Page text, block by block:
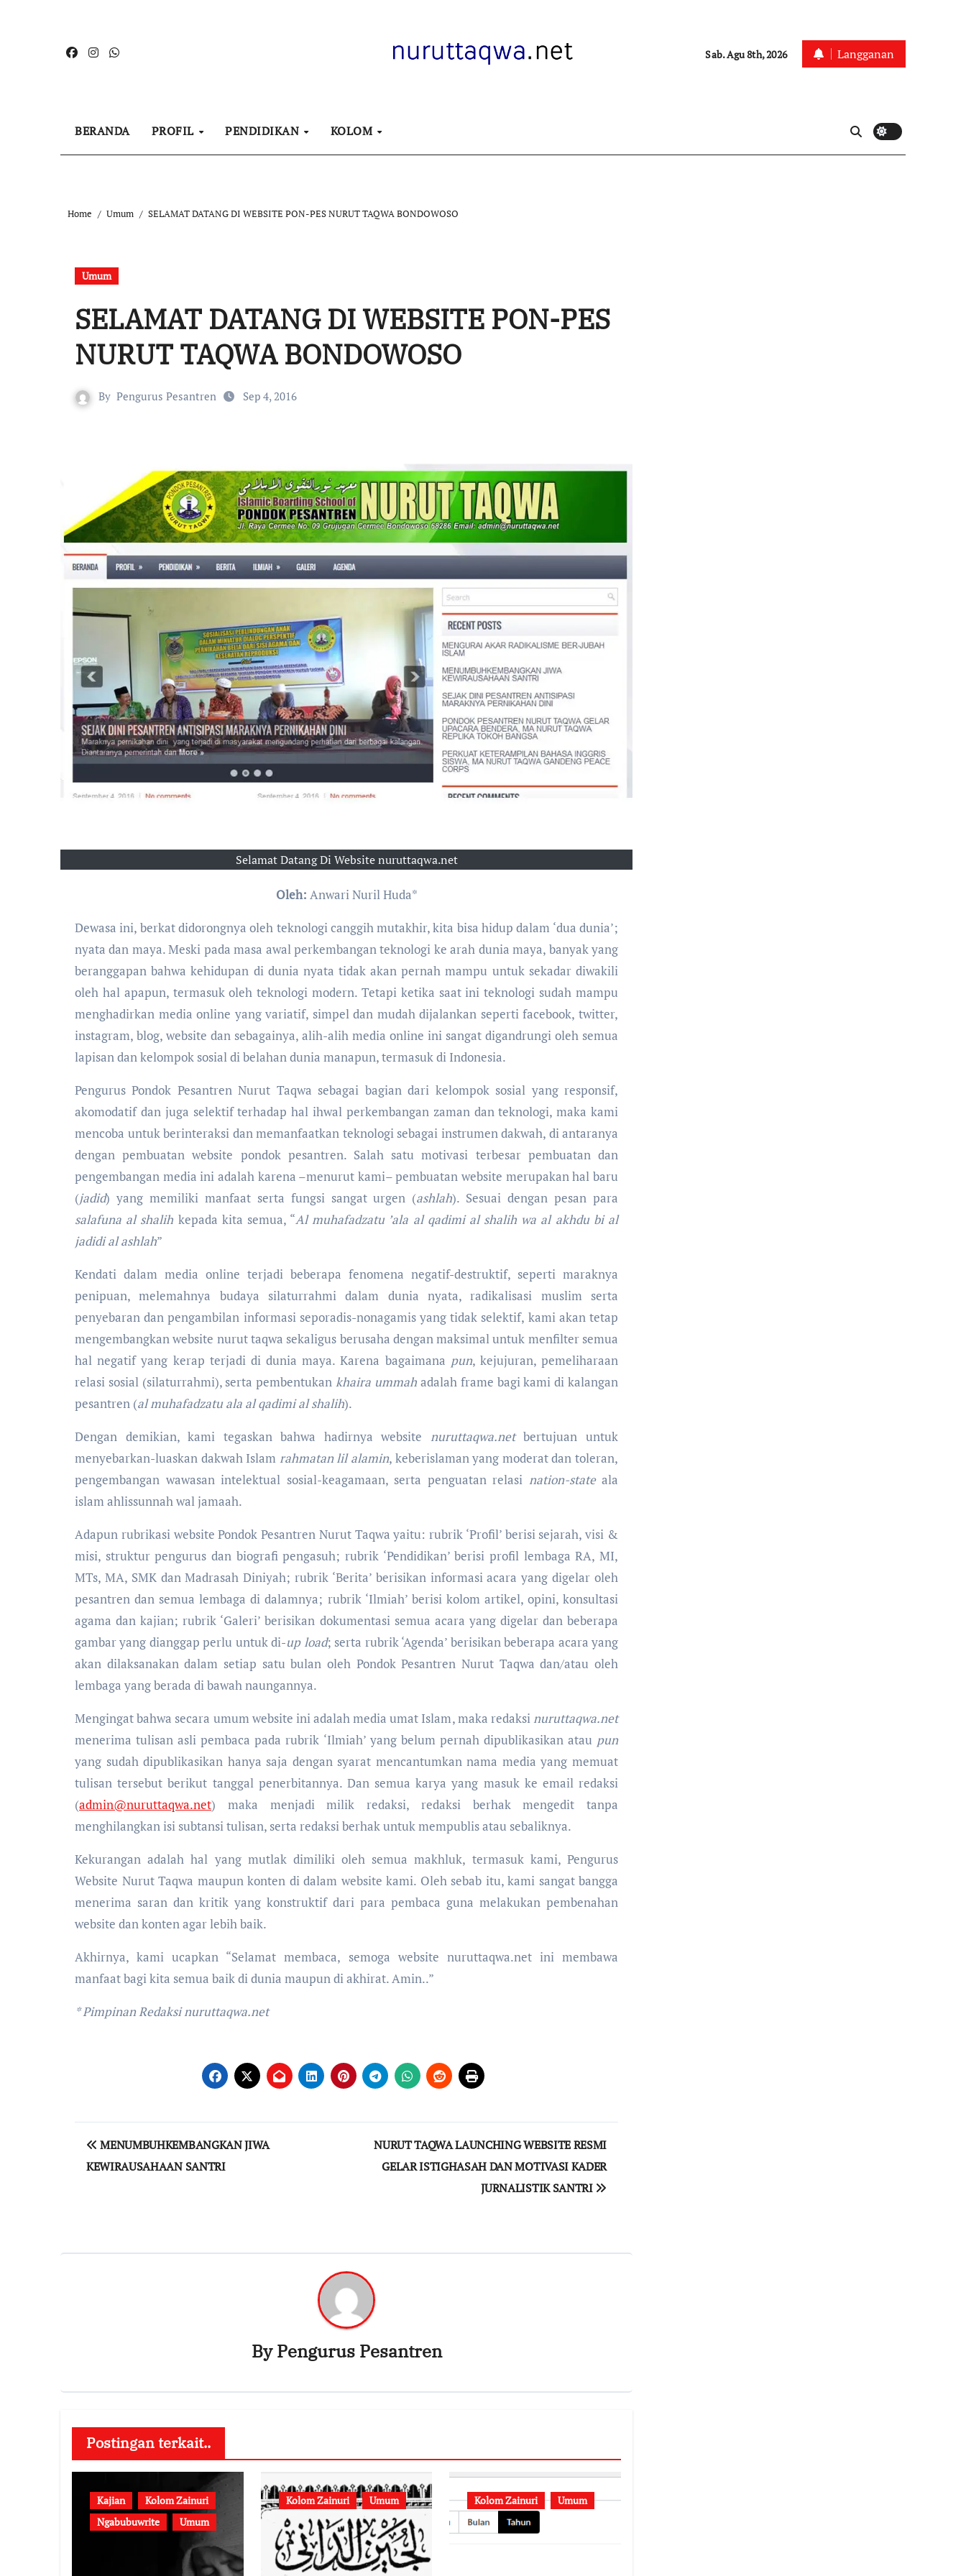
Sab. Agu 8th, 2026 Langganan
BERANDA PROFIL PENDIDIKAN KOLOM
Home Umum SELAMAT DATANG DI WEBSITE PON-PES NURUT TAQWA BONDOWOSO
Umum
SELAMAT DATANG DI WEBSITE PON-PES
NURUT TAQWA BONDOWOSO
By Pengurus Pesantren Sep 4, 2016
Selamat Datang Di Website nuruttaqwa.net
Oleh: Anwari Nuril Huda*
Dewasa ini, berkat didorongnya oleh teknologi canggih mutakhir, kita bisa hidup dalam ‘dua dunia’;
nyata dan maya. Meski pada masa awal perkembangan teknologi ke arah dunia maya, banyak yang
beranggapan bahwa kehidupan di dunia nyata tidak akan pernah mampu untuk sekadar diwakili
oleh hal apapun, termasuk oleh teknologi modern. Tetapi ketika saat ini teknologi sudah mampu
menghadirkan media online yang variatif, simpel dan mudah dijalankan seperti facebook, twitter,
instagram, blog, website dan sebagainya, alih-alih media online ini sangat digandrungi oleh semua
lapisan dan kelompok sosial di belahan dunia manapun, termasuk di Indonesia.
Pengurus Pondok Pesantren Nurut Taqwa sebagai bagian dari kelompok sosial yang responsif,
akomodatif dan juga selektif terhadap hal ihwal perkembangan zaman dan teknologi, maka kami
mencoba untuk berinteraksi dan memanfaatkan teknologi sebagai instrumen dakwah, di antaranya
dengan pembuatan website pondok pesantren. Salah satu motivasi terbesar pembuatan dan
pengembangan media ini adalah karena –menurut kami– pembuatan website merupakan hal baru
(jadid) yang memiliki manfaat serta fungsi sangat urgen (ashlah). Sesuai dengan pesan para
salafuna al shalih kepada kita semua, “Al muhafadzatu ’ala al qadimi al shalih wa al akhdu bi al
jadidi al ashlah”
Kendati dalam media online terjadi beberapa fenomena negatif-destruktif, seperti maraknya
penipuan, melemahnya budaya silaturrahmi dalam dunia nyata, radikalisasi muslim serta
penyebaran dan pengambilan informasi seporadis-nonagamis yang tidak selektif, kami akan tetap
mengembangkan website nurut taqwa sekaligus berusaha dengan maksimal untuk menfilter semua
hal negatif yang kerap terjadi di dunia maya. Karena bagaimana pun, kejujuran, pemeliharaan
relasi sosial (silaturrahmi), serta pembentukankhaira ummah adalah frame bagi kami di kalangan
pesantren (al muhafadzatu ala al qadimi al shalih).
Dengan demikian, kami tegaskan bahwa hadirnya website nuruttaqwa.netbertujuan untuk
menyebarkan-luaskan dakwah Islam rahmatan lil alamin, keberislaman yang moderat dan toleran,
pengembangan wawasan intelektual sosial-keagamaan, serta penguatan relasi nation-stateala
islam ahlissunnah wal jamaah.
Adapun rubrikasi website Pondok Pesantren Nurut Taqwa yaitu: rubrik ‘Profil’ berisi sejarah, visi &
misi, struktur pengurus dan biografi pengasuh; rubrik ‘Pendidikan’ berisi profil lembaga RA, MI,
MTs, MA, SMK dan Madrasah Diniyah; rubrik ‘Berita’ berisikan informasi acara yang digelar oleh
pesantren dan semua lembaga di dalamnya; rubrik ‘Ilmiah’ berisi kolom artikel, opini, konsultasi
agama dan kajian; rubrik ‘Galeri’ berisikan dokumentasi semua acara yang digelar dan beberapa
gambar yang dianggap perlu untuk di-up load; serta rubrik ‘Agenda’ berisikan beberapa acara yang
akan dilaksanakan dalam setiap satu bulan oleh Pondok Pesantren Nurut Taqwa dan/atau oleh
lembaga yang berada di bawah naungannya.
Mengingat bahwa secara umum website ini adalah media umat Islam, maka redaksinuruttaqwa.net
menerima tulisan asli pembaca pada rubrik ‘Ilmiah’ yang belum pernah dipublikasikan atau pun
yang sudah dipublikasikan hanya saja dengan syarat mencantumkan nama media yang memuat
tulisan tersebut berikut tanggal penerbitannya. Dan semua karya yang masuk ke email redaksi
(admin@nuruttaqwa.net) maka menjadi milik redaksi, redaksi berhak mengedit tanpa
menghilangkan isi subtansi tulisan, serta redaksi berhak untuk mempublis atau sebaliknya.
Kekurangan adalah hal yang mutlak dimiliki oleh semua makhluk, termasuk kami, Pengurus
Website Nurut Taqwa maupun konten di dalam website kami. Oleh sebab itu, kami sangat bangga
menerima saran dan kritik yang konstruktif dari para pembaca guna melakukan pembenahan
website dan konten agar lebih baik.
Akhirnya, kami ucapkan “Selamat membaca, semoga website nuruttaqwa.net ini membawa
manfaat bagi kita semua baik di dunia maupun di akhirat. Amin..”
* Pimpinan Redaksi nuruttaqwa.net
Navigasi
pos
MENUMBUHKEMBANGKAN JIWA
KEWIRAUSAHAAN SANTRI
NURUT TAQWA LAUNCHING WEBSITE RESMI
GELAR ISTIGHASAH DAN MOTIVASI KADER
JURNALISTIK SANTRI
ByPengurus Pesantren
Postingan terkait..
Kajian
Kolom Zainuri
Ngabubuwrite
Umum
Kolom Zainuri Umum Kolom Zainuri Umum